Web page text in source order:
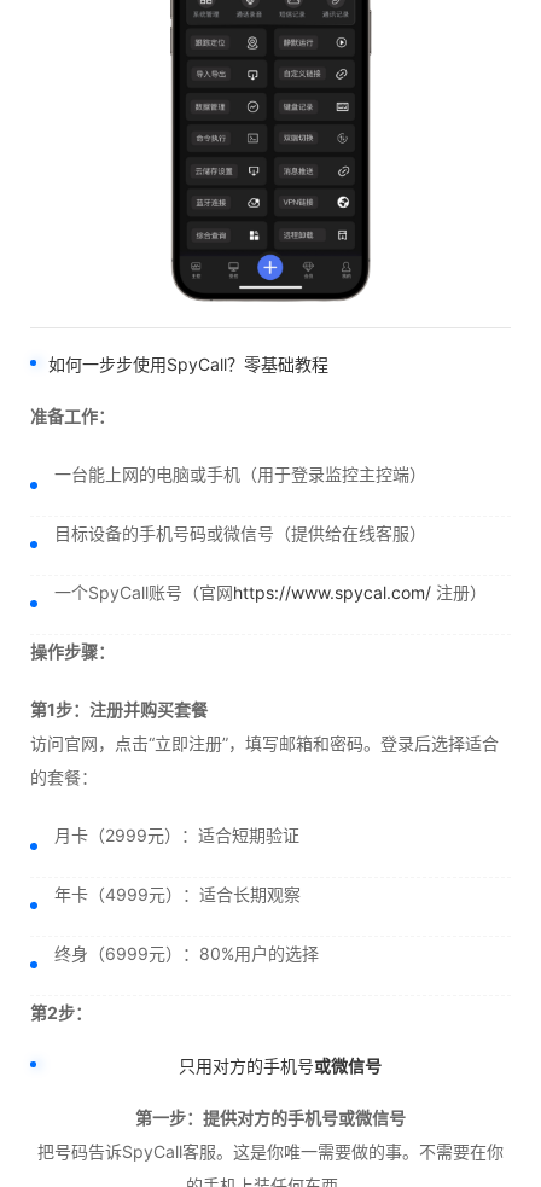
如何一步步使用SpyCall？零基础教程
准备工作：
一台能上网的电脑或手机（用于登录监控主控端）
目标设备的手机号码或微信号（提供给在线客服）
一个SpyCall账号（官网https://www.spycal.com/ 注册）
操作步骤：
第1步：注册并购买套餐
访问官网，点击“立即注册”，填写邮箱和密码。登录后选择适合
的套餐：
月卡（2999元）：适合短期验证
年卡（4999元）：适合长期观察
终身（6999元）：80%用户的选择
第2步：
只用对方的手机号或微信号
第一步：提供对方的手机号或微信号
把号码告诉SpyCall客服。这是你唯一需要做的事。不需要在你